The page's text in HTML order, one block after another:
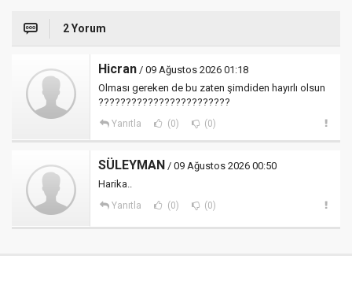
2 Yorum
Hicran / 09 Ağustos 2026 01:18
Olması gereken de bu zaten şimdiden hayırlı olsun
????????????????????????
Yanıtla (0) (0)
SÜLEYMAN / 09 Ağustos 2026 00:50
Harika..
Yanıtla (0) (0)